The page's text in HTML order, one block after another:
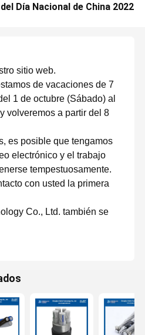
Día Nacional de China 2022
sitio web.
de vacaciones de 7
1 de octubre (Sábado) al
volveremos a partir del 8
es posible que tengamos
electrónico y el trabajo
tempestuosamente.
con usted la primera
Co., Ltd. también se